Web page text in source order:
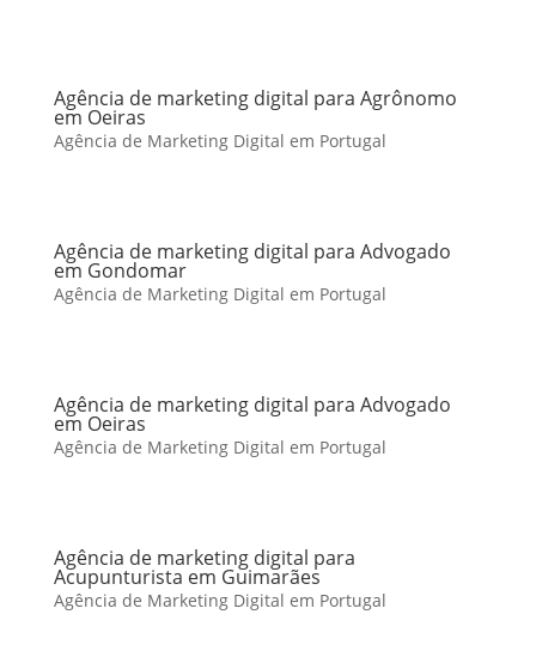
Agência de marketing digital para Agrônomo
em Oeiras
Agência de Marketing Digital em Portugal
Agência de marketing digital para Advogado
em Gondomar
Agência de Marketing Digital em Portugal
Agência de marketing digital para Advogado
em Oeiras
Agência de Marketing Digital em Portugal
Agência de marketing digital para
Acupunturista em Guimarães
Agência de Marketing Digital em Portugal